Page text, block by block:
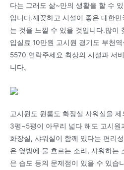
다는 그래도 삶~만의 생활을 할 수
입니다.깨끗하고 시설이 좋은 대한
는 것을 느낄 수 있을 것입니다.많이
입실료 10만원 고시원 경기도 부천
5570 연락주세요 최상의 시설과 서
니다。
고시원도 원룸도 화장실 사워실을
3평~5평이 아무리 넓다 해도 고시원
화장실, 샤워실이 함께 있다는 편리
은 옆방에 물 흐르는 소리, 샤워하는
은 습도 등의 문제점이 있을 수 있습